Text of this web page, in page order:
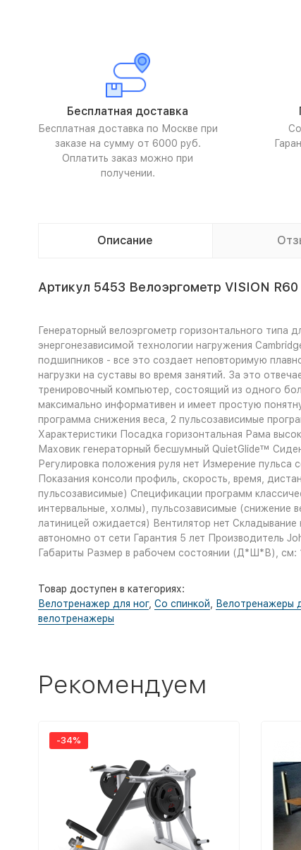
Бесплатная доставка
Бесплатная доставка по Москве при
заказе на сумму от 6000 руб.
Оплатить заказ можно при
получении.
Описание
Артикул 5453 Велоэргометр VISION R60
Генераторный велоэргометр горизонтального
энергонезависимой технологии нагружения
подшипников - все это создает неповторимую
нагрузки на суставы во время занятий. За это
тренировочный компьютер, состоящий из одного
максимально информативен и имеет простую
программа снижения веса, 2 пульсозависимые
Характеристики Посадка горизонтальная Рама
Маховик генераторный бесшумный QuietGlide™
Регулировка положения руля нет Измерение
Показания консоли профиль, скорость, время,
пульсозависимые) Спецификации программ
интервальные, холмы), пульсозависимые (снижение
латиницей ожидается) Вентилятор нет
автономно от сети Гарантия 5 лет Производитель
Габариты Размер в рабочем состоянии (Д*Ш*В), см:
Товар доступен в категориях:
Велотренажер для ног, Со спинкой, Велотренажеры
велотренажеры
Рекомендуем
-34%